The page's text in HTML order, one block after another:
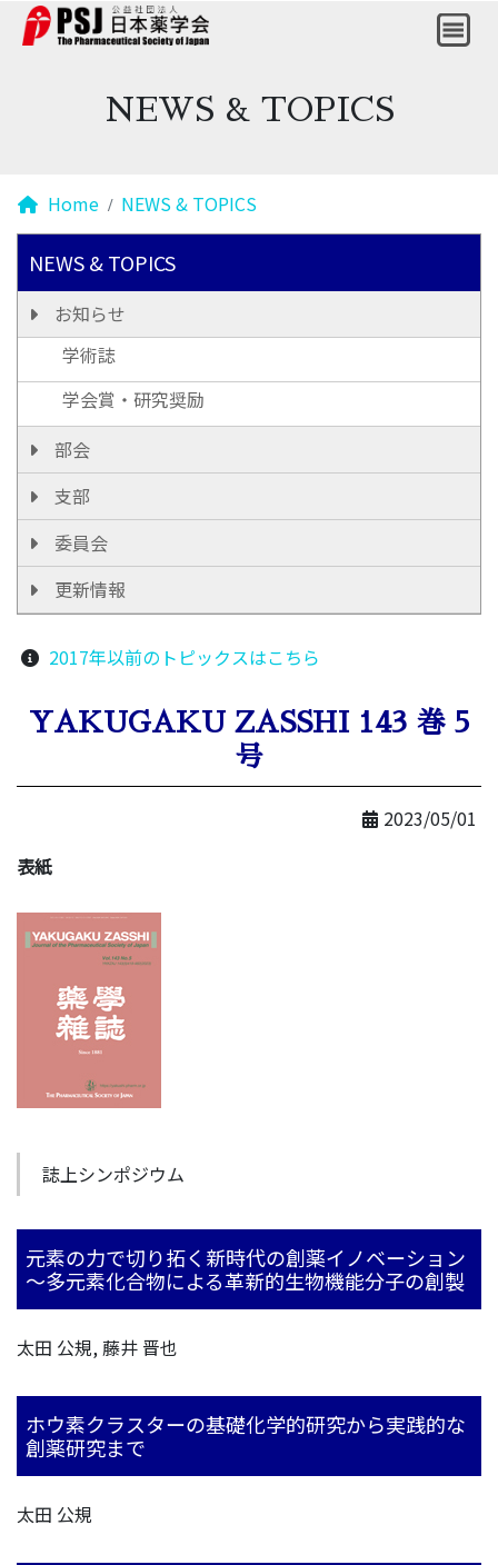
NEWS & TOPICS
Home NEWS & TOPICS
NEWS & TOPICS
お知らせ
学術誌
学会賞・研究奨励
部会
支部
委員会
更新情報
2017年以前のトピックスはこちら
YAKUGAKU ZASSHI 143 巻 5
号
2023/05/01
表紙
誌上シンポジウム
元素の力で切り拓く新時代の創薬イノベーション
～多元素化合物による革新的生物機能分子の創製
太田 公規, 藤井 晋也
ホウ素クラスターの基礎化学的研究から実践的な
創薬研究まで
太田 公規